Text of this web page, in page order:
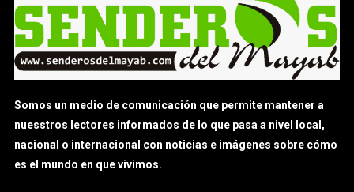
Somos un medio de comunicación que permite mantener a
nuesstros lectores informados de lo que pasa a nivel local,
nacional o internacional con noticias e imágenes sobre cómo
es el mundo en que vivimos.